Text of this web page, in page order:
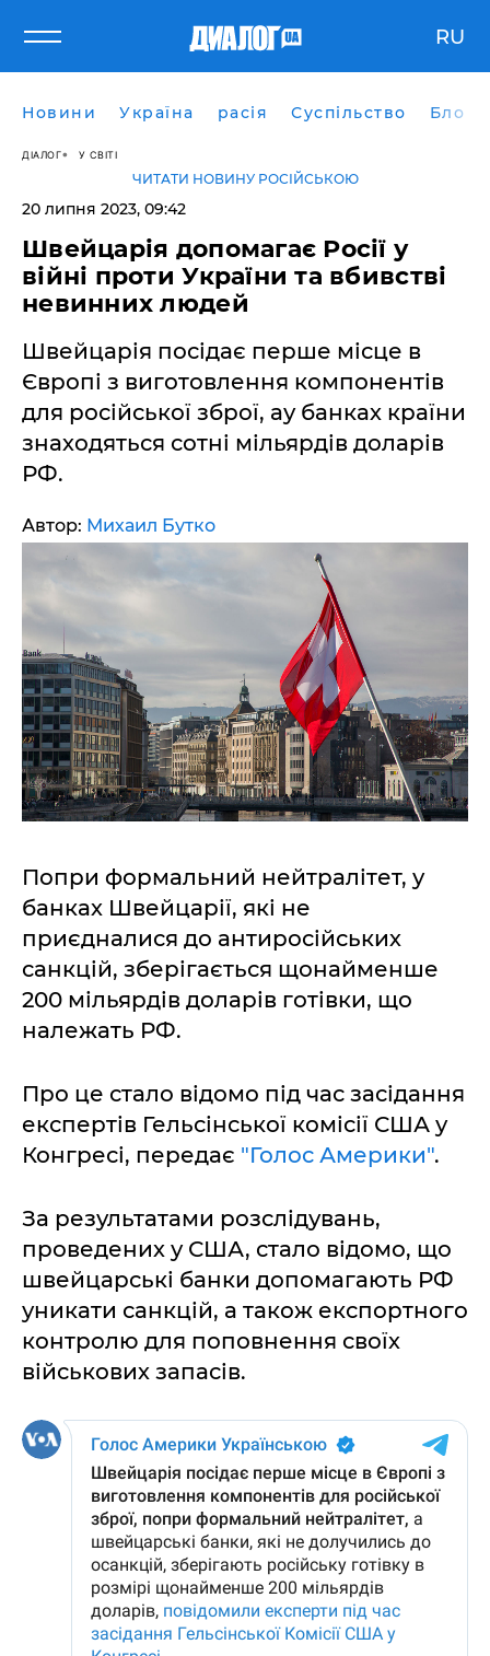
RU
Новини Україна расія Суспільство Блоги
ДІАЛОГ У СВІТІ
ЧИТАТИ НОВИНУ РОСІЙСЬКОЮ
20 липня 2023, 09:42
Швейцарія допомагає Росії у
війні проти України та вбивстві
невинних людей
Швейцарія посідає перше місце в
Європі з виготовлення компонентів
для російської зброї, ау банках країни
знаходяться сотні мільярдів доларів
РФ.
Автор: Михаил Бутко
Попри формальний нейтралітет, у
банках Швейцарії, які не
приєдналися до антиросійських
санкцій, зберігається щонайменше
200 мільярдів доларів готівки, що
належать РФ.
Про це стало відомо під час засідання
експертів Гельсінської комісії США у
Конгресі, передає "Голос Америки".
За результатами розслідувань,
проведених у США, стало відомо, що
швейцарські банки допомагають РФ
уникати санкцій, а також експортного
контролю для поповнення своїх
військових запасів.